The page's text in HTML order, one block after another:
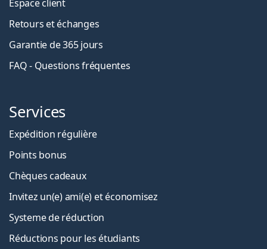
Espace client
Retours et échanges
Garantie de 365 jours
FAQ - Questions fréquentes
Services
Expédition régulière
Points bonus
Chèques cadeaux
Invitez un(e) ami(e) et économisez
Systeme de réduction
Réductions pour les étudiants